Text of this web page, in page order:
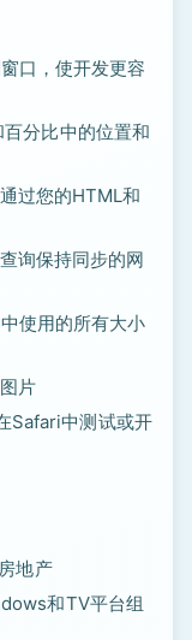
口，使开发更容
分比中的位置和
过您的HTML和
询保持同步的网
使用的所有大小
片
Safari中测试或开
地产
和TV平台组